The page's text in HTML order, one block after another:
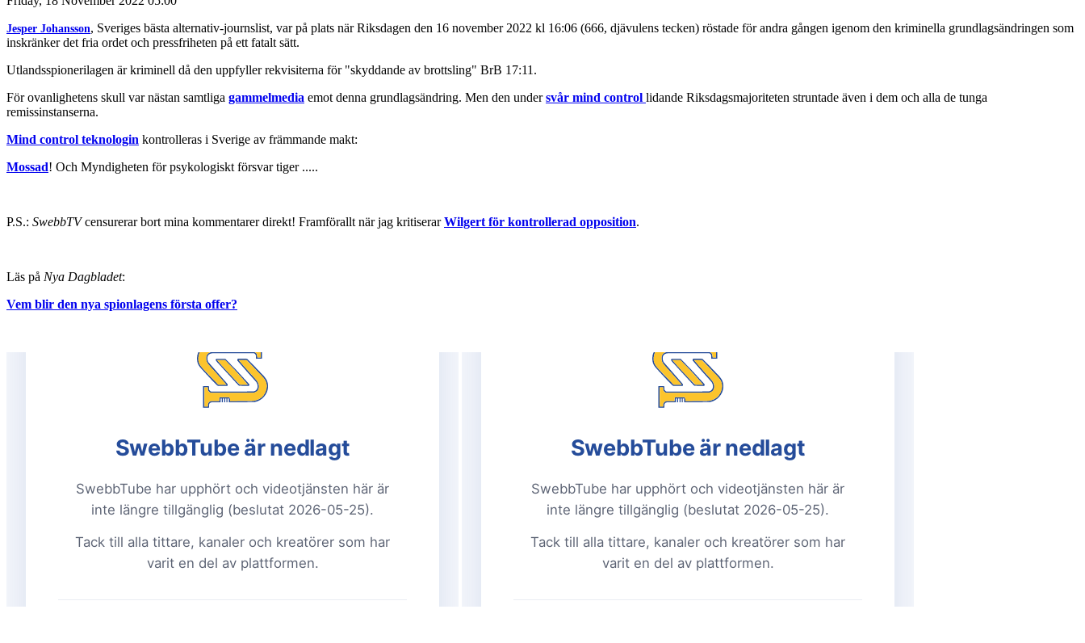
Jesper Johansson, Sveriges bästa alternativ-journslist, var på plats när Riksdagen den 16 november 2022 kl 16:06 (666, djävulens tecken) röstade för andra gången igenom den kriminella grundlagsändringen som
inskränker det fria ordet och pressfriheten på ett fatalt sätt.
Utlandsspionerilagen är kriminell då den uppfyller rekvisiterna för "skyddande av brottsling" BrB 17:11.
För ovanlighetens skull var nästan samtliga gammelmedia emot denna grundlagsändring. Men den undersvår mind control lidande Riksdagsmajoriteten struntade även i dem och alla de tunga
remissinstanserna.
Mind control teknologin kontrolleras i Sverige av främmande makt:
Mossad! Och Myndigheten för psykologiskt försvar tiger .....
P.S.: SwebbTVcensurerar bort mina kommentarer direkt! Framförallt när jag kritiserarWilgert för kontrollerad opposition.
Läs på Nya Dagbladet:
Vem blir den nya spionlagens första offer?